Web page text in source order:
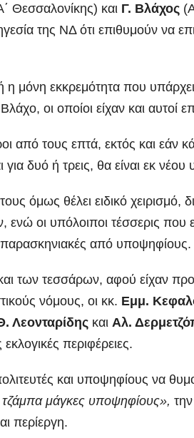
Θεσσαλονίκης) και Γ. Βλάχος
της ΝΔ ότι επιθυμούν να
η μόνη εκκρεμότητα που υπάρχει
οι οποίοι είχαν και αυτοί
από τους επτά, εκτός και εάν
για δυό ή τρεις, θα είναι εκ
όμως θέλει ειδικό χειρισμό,
ενώ οι υπόλοιποι τέσσερις
παρασκηνιακές από υποψηφίους.
των τεσσάρων, αφού είχαν
νόμους, οι κκ. Εμμ.
Λεονταρίδης και Αλ.
περιφέρειες.
και υποψηφίους να
μάγκες υποψηφίους»,
περίεργη.